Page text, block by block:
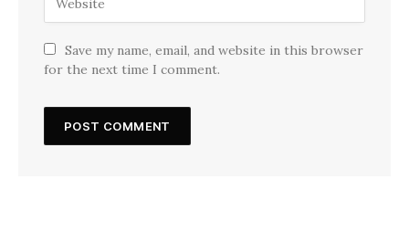
Save my name, email, and website in this browser
for the next time I comment.